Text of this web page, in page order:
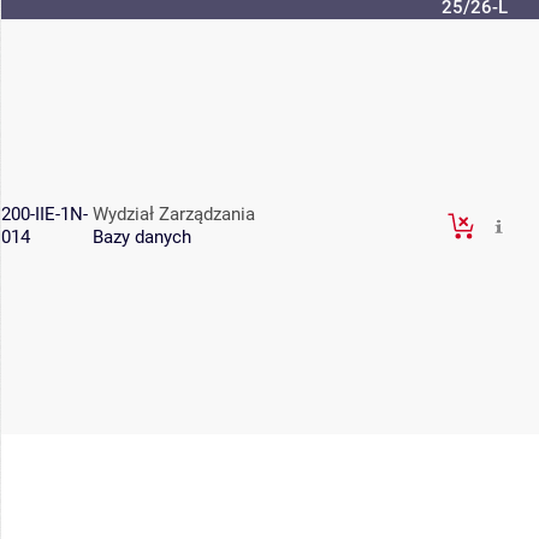
25/26-L
200-IIE-1N-
014
Wydział Zarządzania
Bazy danych